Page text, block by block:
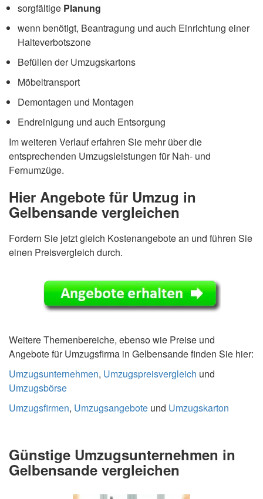
sorgfältige Planung
wenn benötigt, Beantragung und auch Einrichtung einer
Halteverbotszone
Befüllen der Umzugskartons
Möbeltransport
Demontagen und Montagen
Endreinigung und auch Entsorgung
Im weiteren Verlauf erfahren Sie mehr über die
entsprechenden Umzugsleistungen für Nah- und
Fernumzüge.
Hier Angebote für Umzug in
Gelbensande vergleichen
Fordern Sie jetzt gleich Kostenangebote an und führen Sie
einen Preisvergleich durch.
Weitere Themenbereiche, ebenso wie Preise und
Angebote für Umzugsfirma in Gelbensande finden Sie hier:
Umzugsunternehmen, Umzugspreisvergleich und
Umzugsbörse
Umzugsfirmen, Umzugsangebote und Umzugskarton
Günstige Umzugsunternehmen in
Gelbensande vergleichen